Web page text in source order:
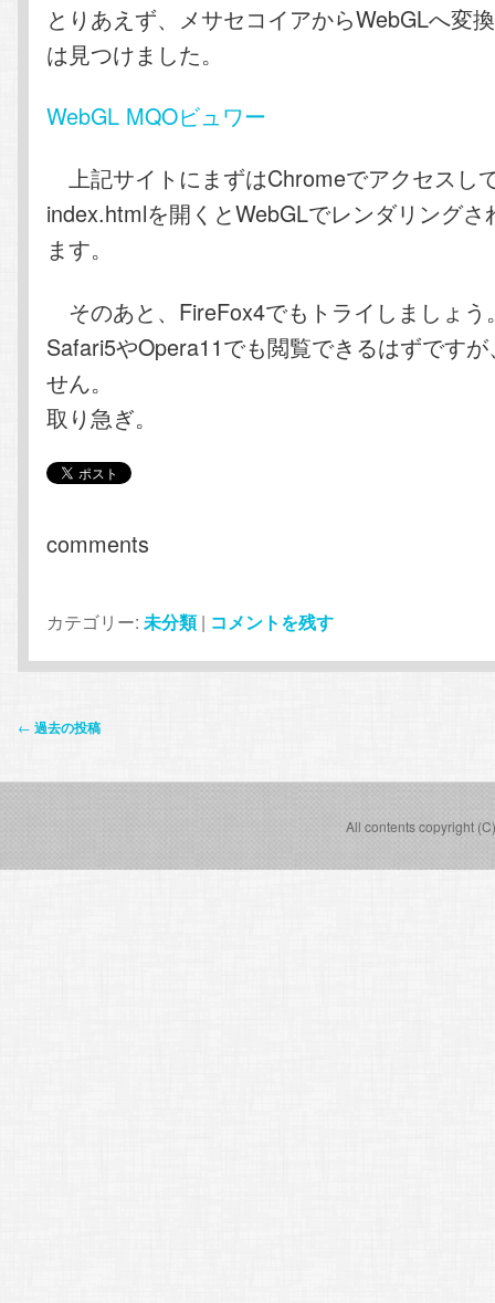
とりあえず、メサセコイアからWebGLへ変
は見つけました。
WebGL MQOビュワー
上記サイトにまずはChromeでアクセスし
index.htmlを開くとWebGLでレンダリングさ
ます。
そのあと、FireFox4でもトライしましょう
Safari5やOpera11でも閲覧できるはずです
せん。
取り急ぎ。
comments
カテゴリー: 未分類 | コメントを残す
投
ナ
← 過去の投稿
All contents copyright